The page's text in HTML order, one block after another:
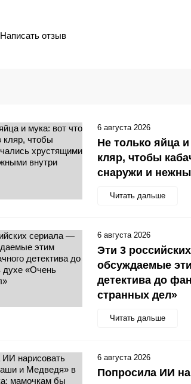
Написать отзыв
Не только яйца
кляр, чтобы
снаружи и
Читать дальше
6 августа 2026
Эти 3
обсуждаемые
детектива до
странных дел»
Читать дальше
6 августа 2026
Попросила ИИ
6 августа 2026